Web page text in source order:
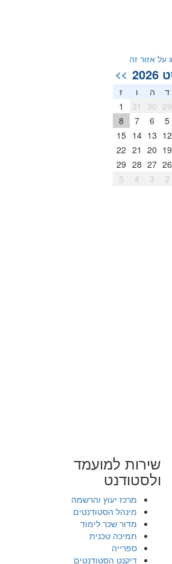
על אזור זה
>>
ד ה ו
ז
29
30
31
1
5
6
7
8
12
13
14
15
19
20
21
22
26
27
28
29
2
3
4
5
שירות למועמד
ולסטודנט
מרכז יעוץ והרשמה
מינהל הסטודנטים
מדור שכר לימוד
תמיכה טכנית
ספרייה
דיקנט הסטודנטים